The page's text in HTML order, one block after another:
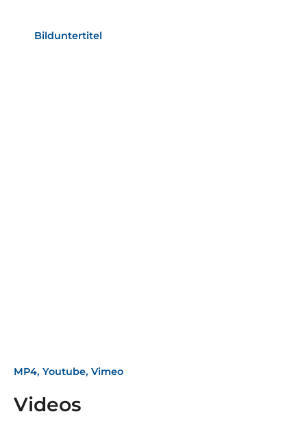
Bilduntertitel
MP4, Youtube, Vimeo
Videos